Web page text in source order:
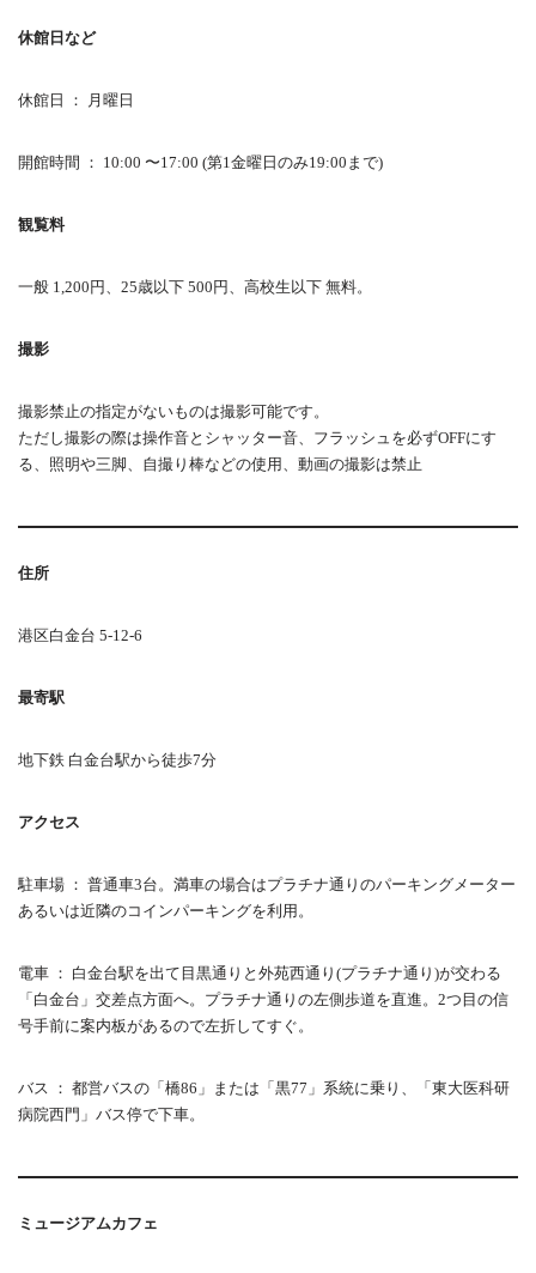
休館日など
休館日 ： 月曜日
開館時間 ： 10:00 〜17:00 (第1金曜日のみ19:00まで)
観覧料
一般 1,200円、25歳以下 500円、高校生以下 無料。
撮影
撮影禁止の指定がないものは撮影可能です。
ただし撮影の際は操作音とシャッター音、フラッシュを必ずOFFにす
る、照明や三脚、自撮り棒などの使用、動画の撮影は禁止
住所
港区白金台 5-12-6
最寄駅
地下鉄 白金台駅から徒歩7分
アクセス
駐車場 ： 普通車3台。満車の場合はプラチナ通りのパーキングメーター
あるいは近隣のコインパーキングを利用。
電車 ： 白金台駅を出て目黒通りと外苑西通り(プラチナ通り)が交わる
「白金台」交差点方面へ。プラチナ通りの左側歩道を直進。2つ目の信
号手前に案内板があるので左折してすぐ。
バス ： 都営バスの「橋86」または「黒77」系統に乗り、「東大医科研
病院西門」バス停で下車。
ミュージアムカフェ